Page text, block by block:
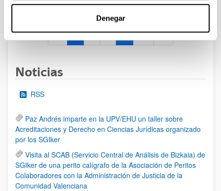
Denegar
al 30/07/2026 (ambos incluídos)
Página
1 Página
2 Página
3 ...Páginas intermedias Use TAB
Página
95
Noticias
RSS
Paz Andrés imparte en la UPV/EHU un taller sobre
Acreditaciones y Derecho en Ciencias Jurídicas organizado
por los SGIker
Visita al SCAB (Servicio Central de Análisis de Bizkaia) de
SGIker de una perito calígrafo de la Asociación de Peritos
Colaboradores con la Administración de Justicia de la
Comunidad Valenciana